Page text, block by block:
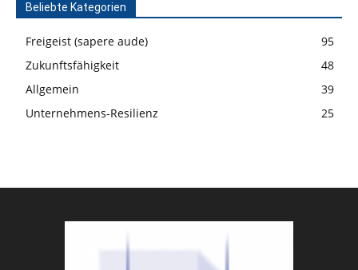
Beliebte Kategorien
Freigeist (sapere aude)
95
Zukunftsfähigkeit
48
Allgemein
39
Unternehmens-Resilienz
25